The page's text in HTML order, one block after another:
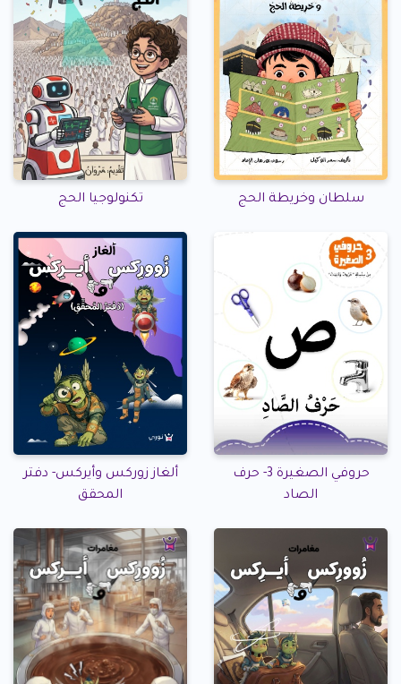
سلطان وخريطة الحج تكنولوجيا الحج
حروفي الصغيرة 3- حرف
الصاد
ألغاز زوركس وأيركس- دفتر
المحقق